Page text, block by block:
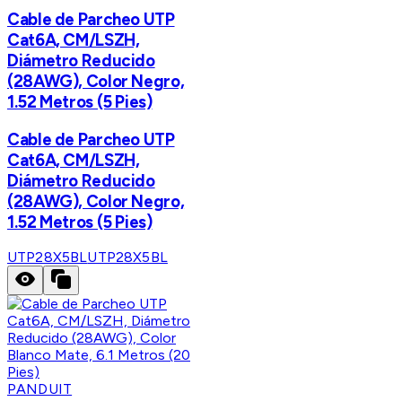
Cable de Parcheo UTP
Cat6A, CM/LSZH,
Diámetro Reducido
(28AWG), Color Negro,
1.52 Metros (5 Pies)
Cable de Parcheo UTP
Cat6A, CM/LSZH,
Diámetro Reducido
(28AWG), Color Negro,
1.52 Metros (5 Pies)
UTP28X5BLUTP28X5BL
PANDUIT